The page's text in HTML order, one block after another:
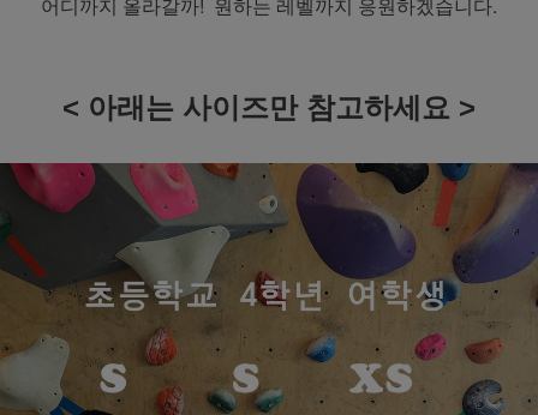
어디까지 올라갈까! 원하는 레벨까지 응원하겠습니다.
< 아래는 사이즈만 참고하세요 >